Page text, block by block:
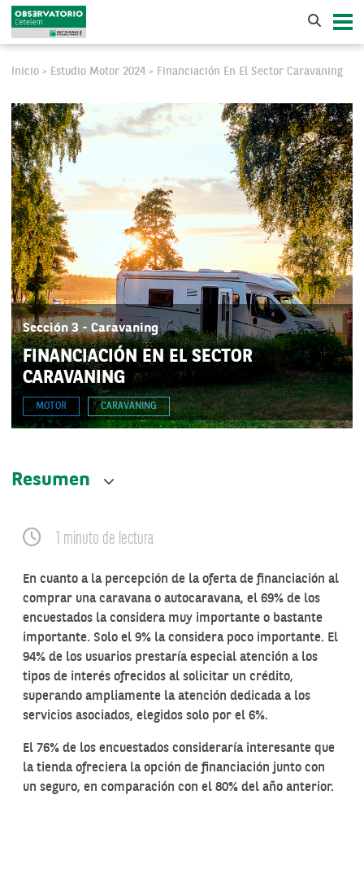
Inicio > Estudio Motor 2024 > Financiación En El Sector Caravaning
Sección 3 - Caravaning
FINANCIACIÓN EN EL SECTOR
CARAVANING
MOTOR CARAVANING
1 minuto de lectura
En cuanto a la percepción de la oferta de financiación al
comprar una caravana o autocaravana, el 69% de los
encuestados la considera muy importante o bastante
importante. Solo el 9% la considera poco importante. El
94% de los usuarios prestaría especial atención a los
tipos de interés ofrecidos al solicitar un crédito,
superando ampliamente la atención dedicada a los
servicios asociados, elegidos solo por el 6%.
El 76% de los encuestados consideraría interesante que
la tienda ofreciera la opción de financiación junto con
un seguro, en comparación con el 80% del año anterior.
Resumen